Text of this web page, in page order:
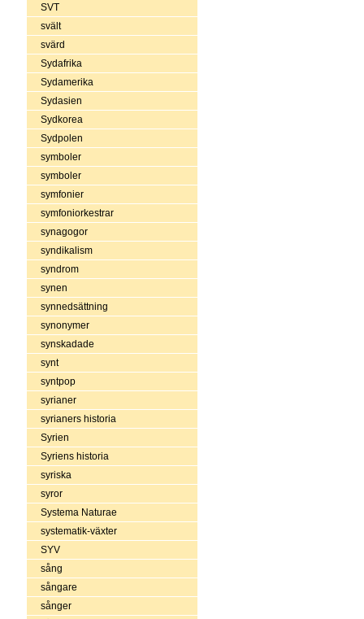
SVT
svält
svärd
Sydafrika
Sydamerika
Sydasien
Sydkorea
Sydpolen
symboler
symboler
symfonier
symfoniorkestrar
synagogor
syndikalism
syndrom
synen
synnedsättning
synonymer
synskadade
synt
syntpop
syrianer
syrianers historia
Syrien
Syriens historia
syriska
syror
Systema Naturae
systematik-växter
SYV
sång
sångare
sånger